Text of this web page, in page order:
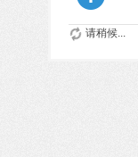
请稍候...